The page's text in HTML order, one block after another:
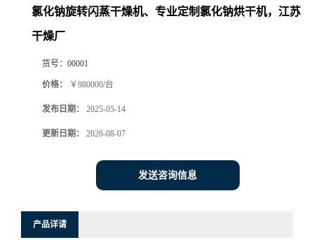
氯化钠旋转闪蒸干燥机、专业定制氯化钠烘干机，江苏
干燥厂
货号： 00001
价格： ￥980000/台
发布日期： 2025-05-14
更新日期： 2026-08-07
发送咨询信息
产品详请